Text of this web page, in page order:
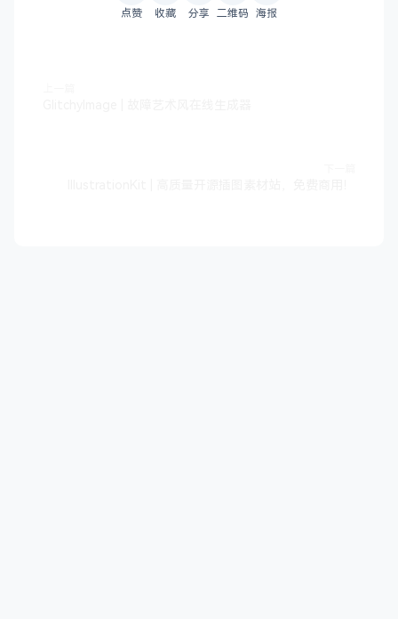
点赞 收藏 分享 二维码 海报